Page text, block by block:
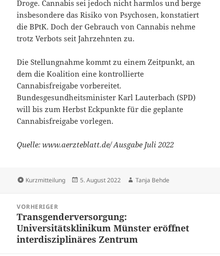
Droge. Cannabis sei jedoch nicht harmlos und berge
insbesondere das Risiko von Psychosen, konstatiert
die BPtK. Doch der Gebrauch von Cannabis nehme
trotz Verbots seit Jahrzehnten zu.
Die Stellungnahme kommt zu einem Zeitpunkt, an
dem die Koalition eine kontrollierte
Cannabisfreigabe vorbereitet.
Bundesgesundheitsminister Karl Lauterbach (SPD)
will bis zum Herbst Eckpunkte für die geplante
Cannabisfreigabe vorlegen.
Quelle: www.aerzteblatt.de/ Ausgabe Juli 2022
Format
Kurzmitteilung
Veröffentlicht
5. August 2022 Autor
Tanja Behde
VORHERIGER
Vorheriger
Beitrag:
Transgenderversorgung:
Universitätsklinikum Münster eröffnet
interdisziplinäres Zentrum